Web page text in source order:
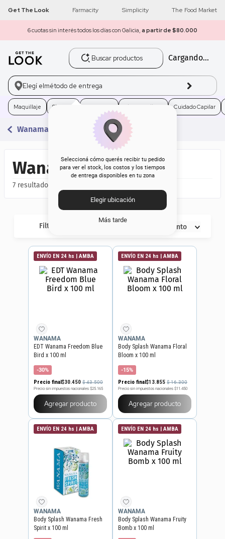
Get The Look Farmacity Simplicity The Food Market
6 cuotas sin interés todos los días con Galicia, a partir de $80.000
Buscar productos
Cargando...
Elegí elmétodo de entrega
Seleccioná cómo querés recibir tu pedido
para ver el stock, los costos y los tiempos
de entrega disponibles en tu zona
Elegir ubicación
Más tarde
Maquillaje Skincare Electro Belleza Cuidado Capilar
Wanama
Wanama
7
Filtros Descuento
ENVÍO EN 24 hs | AMBA
WANAMA
EDT Wanama Freedom Blue
Bird x 100 ml
-30%
Precio final$30.450 $43.500
Precio sin impuestos nacionales $25.165
Agregar producto
ENVÍO EN 24 hs | AMBA
WANAMA
Body Splash Wanama Floral
Bloom x 100 ml
-15%
Precio final$13.855 $16.300
Precio sin impuestos nacionales $11.450
Agregar producto
ENVÍO EN 24 hs | AMBA
WANAMA
Body Splash Wanama Fresh
Spirit x 100 ml
ENVÍO EN 24 hs | AMBA
WANAMA
Body Splash Wanama Fruity
Bomb x 100 ml
1 get the look
2 máscara pestañas
loreal
4. brochas
cher